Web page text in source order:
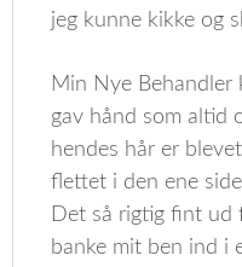
jeg kunne kikke og
Min Nye Behandler
gav hånd som altid
hendes hår er
flettet i den ene
Det så rigtig fint ud
banke mit ben ind i